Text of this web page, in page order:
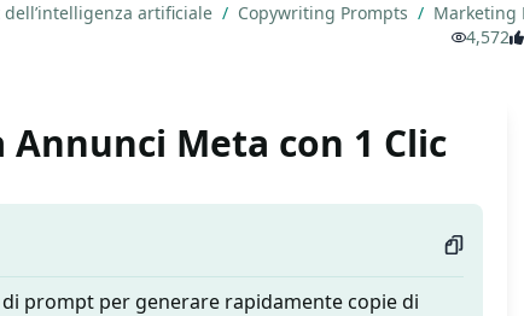
dell’intelligenza artificiale / Copywriting Prompts / Marketing
4,572
Annunci Meta con 1 Clic
prompt per generare rapidamente copie di